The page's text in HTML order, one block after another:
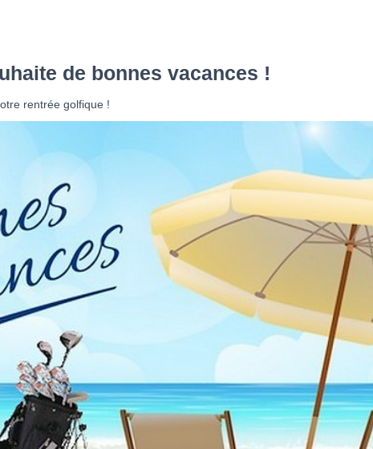
de bonnes vacances !
rentrée golfique !